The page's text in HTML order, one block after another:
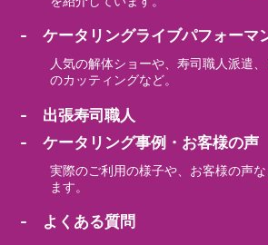
- ケータリングライブパフォーマ
人気の解体ショーや、寿司職人派遣
のカッティングなど。
- 出張寿司職人
- ケータリング事例・お客様の声
実際のご利用の様子や、お客様の声
ます。
- よくある質問